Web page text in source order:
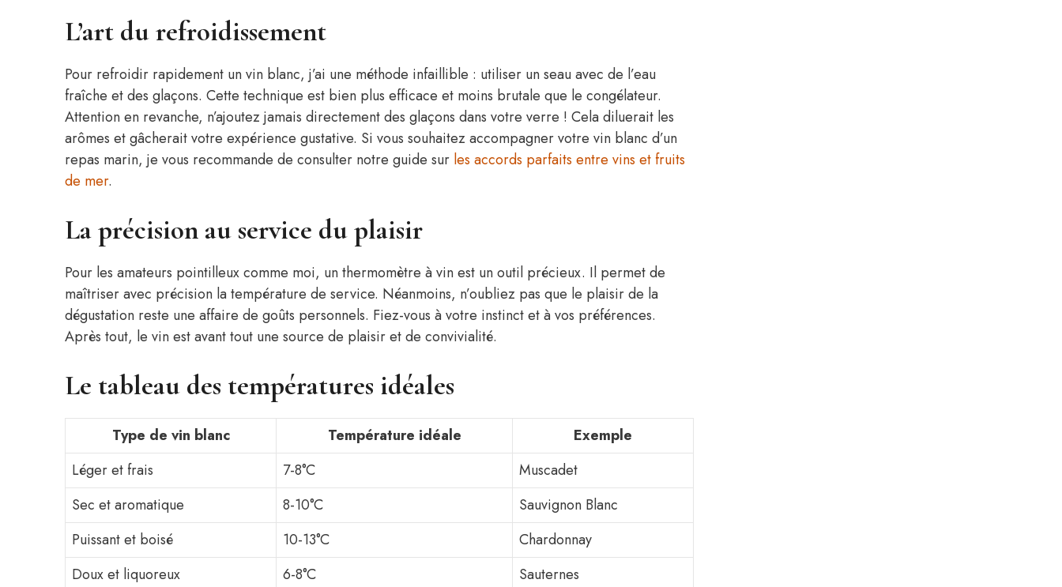
L’art du refroidissement
Pour refroidir rapidement un vin blanc, j’ai une méthode infaillible : utiliser un seau avec de l’eau
fraîche et des glaçons. Cette technique est bien plus efficace et moins brutale que le congélateur.
Attention en revanche, n’ajoutez jamais directement des glaçons dans votre verre ! Cela diluerait les
arômes et gâcherait votre expérience gustative. Si vous souhaitez accompagner votre vin blanc d’un
repas marin, je vous recommande de consulter notre guide sur les accords parfaits entre vins et fruits
de mer.
La précision au service du plaisir
Pour les amateurs pointilleux comme moi, un thermomètre à vin est un outil précieux. Il permet de
maîtriser avec précision la température de service. Néanmoins, n’oubliez pas que le plaisir de la
dégustation reste une affaire de goûts personnels. Fiez-vous à votre instinct et à vos préférences.
Après tout, le vin est avant tout une source de plaisir et de convivialité.
Le tableau des températures idéales
Type de vin blanc Température idéale
Exemple
Léger et frais
7-8°C
Muscadet
Sec et aromatique
8-10°C
Sauvignon Blanc
Puissant et boisé
10-13°C
Chardonnay
Doux et liquoreux
6-8°C Sauternes